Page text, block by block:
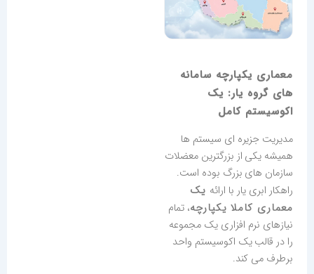
معماری یکپارچه سامانه
های گروه یار: یک
اکوسیستم کامل
مدیریت جزیره ای سیستم ها
همیشه یکی از بزرگترین معضلات
سازمان های بزرگ بوده است.
راهکار ابری یار با ارائه یک
معماری کاملا یکپارچه، تمام
نیازهای نرم افزاری یک مجموعه
را در قالب یک اکوسیستم واحد
برطرف می کند.